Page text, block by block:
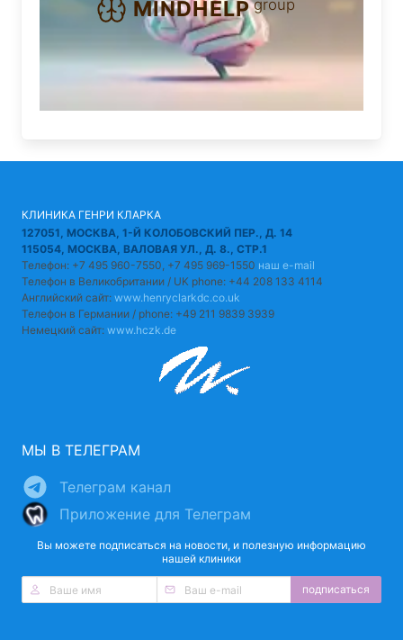
MINDHELP group
КЛИНИКА ГЕНРИ КЛАРКА
127051, МОСКВА, 1-Й КОЛОБОВСКИЙ ПЕР., Д. 14
115054, МОСКВА, ВАЛОВАЯ УЛ., Д. 8., СТР.1
Телефон: +7 495 960-7550, +7 495 969-1550 наш e-mail
Телефон в Великобритании / UK phone: +44 208 133 4114
Английский сайт: www.henryclarkdc.co.uk
Телефон в Германии / phone: +49 211 9839 3939
Немецкий сайт: www.hczk.de
МЫ В ТЕЛЕГРАМ
Телеграм канал
Приложение для Телеграм
Вы можете подписаться на новости, и полезную информацию
нашей клиники
подписаться